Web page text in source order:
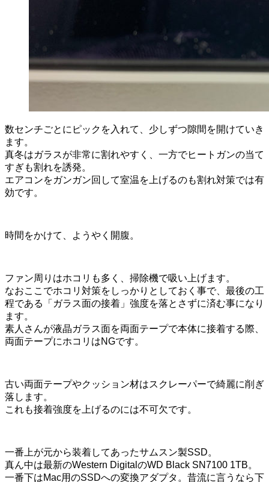
数センチごとにピックを入れて、少しずつ隙間を開けていき
ます。
真冬はガラスが非常に割れやすく、一方でヒートガンの当て
すぎも割れを誘発。
エアコンをガンガン回して室温を上げるのも割れ対策では有
効です。
時間をかけて、ようやく開腹。
ファン周りはホコリも多く、掃除機で吸い上げます。
なおここでホコリ対策をしっかりとしておく事で、最後の工
程である「ガラス面の接着」強度を落とさずに済む事になり
ます。
素人さんが液晶ガラス面を両面テープで本体に接着する際、
両面テープにホコリはNGです。
古い両面テープやクッション材はスクレーパーで綺麗に削ぎ
落します。
これも接着強度を上げるのには不可欠です。
一番上が元から装着してあったサムスン製SSD。
真ん中は最新のWestern DigitalのWD Black SN7100 1TB。
一番下はMac用のSSDへの変換アダプタ。昔流に言うなら下